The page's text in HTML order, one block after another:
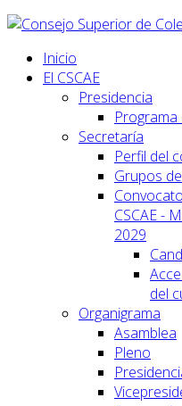
Inicio
El CSCAE
Presidencia
Secretaría
Perfil del
Grupos
CSCAE -
2029
del
Organigrama
Asamblea
Pleno